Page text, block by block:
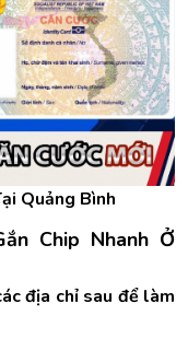
Quảng Bình
Chip Nhanh Ở
địa chỉ sau để làm